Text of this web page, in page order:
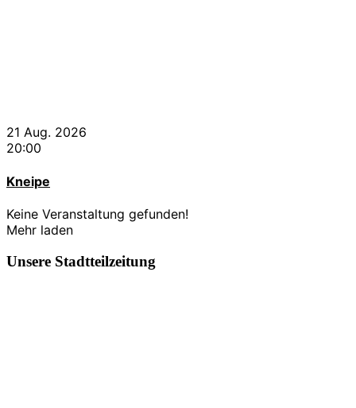
21 Aug. 2026
20:00
Kneipe
Keine Veranstaltung gefunden!
Mehr laden
Unsere Stadtteilzeitung